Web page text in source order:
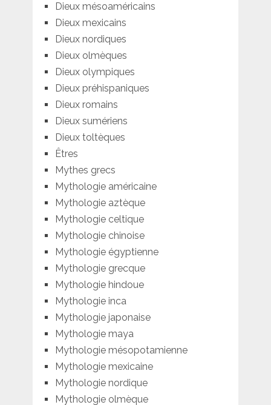
Dieux mésoaméricains
Dieux mexicains
Dieux nordiques
Dieux olmèques
Dieux olympiques
Dieux préhispaniques
Dieux romains
Dieux sumériens
Dieux toltèques
Êtres
Mythes grecs
Mythologie américaine
Mythologie aztèque
Mythologie celtique
Mythologie chinoise
Mythologie égyptienne
Mythologie grecque
Mythologie hindoue
Mythologie inca
Mythologie japonaise
Mythologie maya
Mythologie mésopotamienne
Mythologie mexicaine
Mythologie nordique
Mythologie olmèque